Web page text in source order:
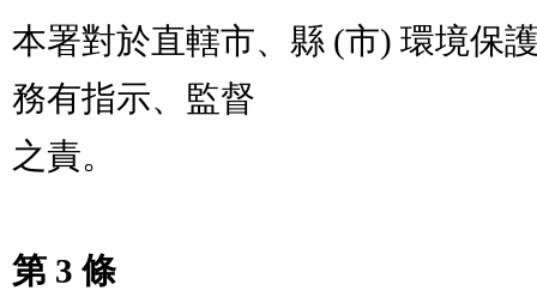
本署對於直轄市、縣 (市) 環境保
務有指示、監督
之責。
第 3 條